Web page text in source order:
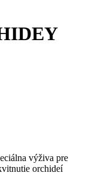
výživa pre
orchideí